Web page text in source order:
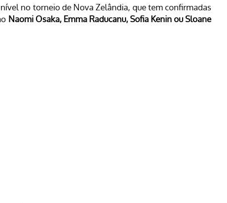
no torneio de Nova Zelândia, que tem confirmadas
Naomi Osaka, Emma Raducanu, Sofia Kenin ou Sloane